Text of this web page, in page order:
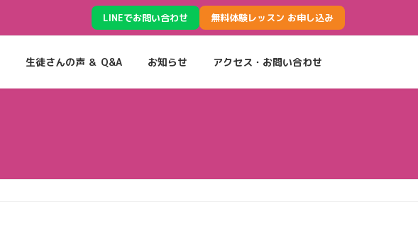
LINEでお問い合わせ 無料体験レッスン お申し込み
生徒さんの声 ＆ Q&A お知らせ アクセス・お問い合わせ